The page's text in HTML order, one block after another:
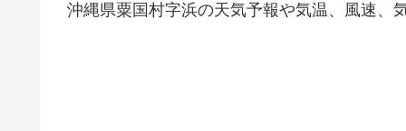
沖縄県粟国村字浜の天気予報や気温、風速、